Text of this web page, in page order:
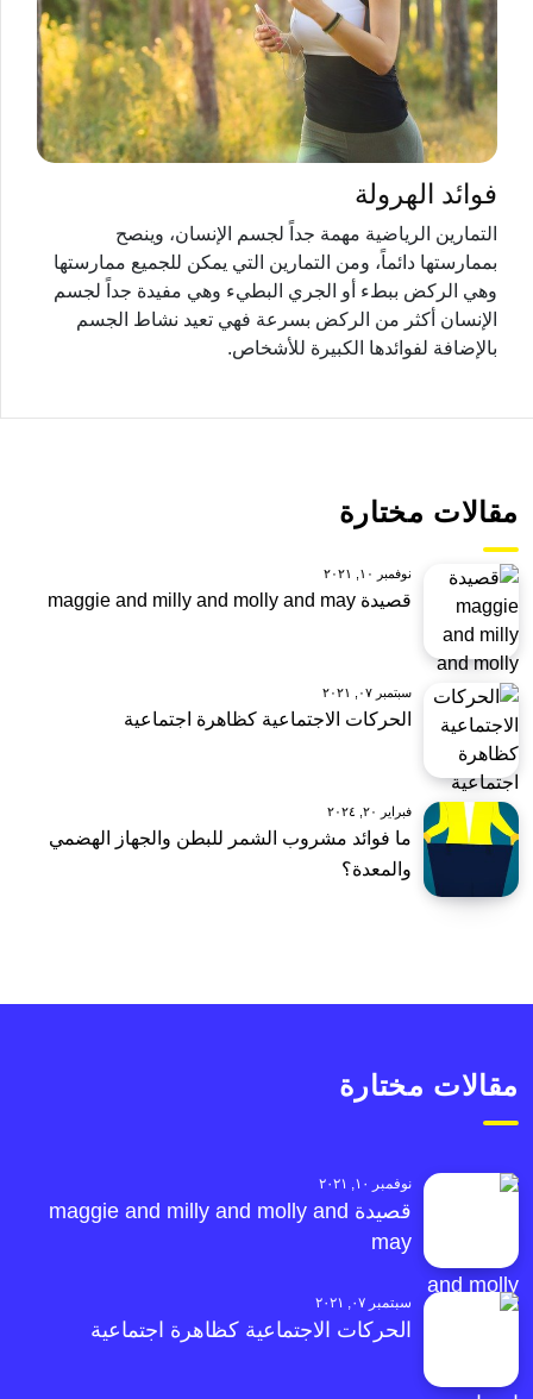
فوائد الهرولة
التمارين الرياضية مهمة جداً لجسم الإنسان، وينصح
بممارستها دائماً، ومن التمارين التي يمكن للجميع ممارستها
وهي الركض ببطء أو الجري البطيء وهي مفيدة جداً لجسم
الإنسان أكثر من الركض بسرعة فهي تعيد نشاط الجسم
بالإضافة لفوائدها الكبيرة للأشخاص.
مقالات مختارة
نوفمبر ١٠, ٢٠٢١
قصيدة maggie and milly and molly and may
سبتمبر ٠٧, ٢٠٢١
الحركات الاجتماعية كظاهرة اجتماعية
فبراير ٢٠, ٢٠٢٤
ما فوائد مشروب الشمر للبطن والجهاز الهضمي
والمعدة؟
مقالات مختارة
نوفمبر ١٠, ٢٠٢١
قصيدة maggie and milly and molly and
may
سبتمبر ٠٧, ٢٠٢١
الحركات الاجتماعية كظاهرة اجتماعية